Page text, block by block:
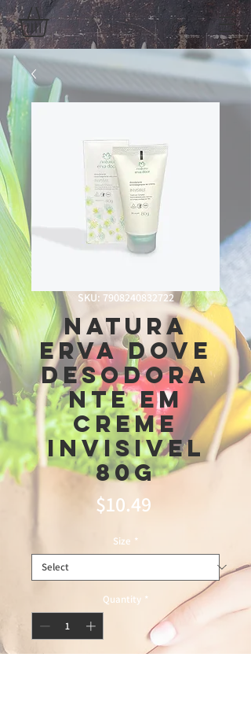
SKU: 7908240832722
Natura
Erva Dove
Desodora
nte Em
Creme
Invisivel
80g
$10.49
Size *
Quantity *